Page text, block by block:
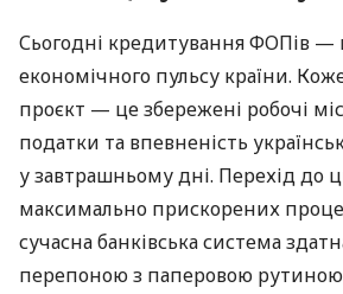
Сьогодні кредитування ФОПів —
економічного пульсу країни.
проєкт — це збережені робочі
податки та впевненість
у завтрашньому дні. Перехід до
максимально прискорених
сучасна банківська система
перепоною з паперовою